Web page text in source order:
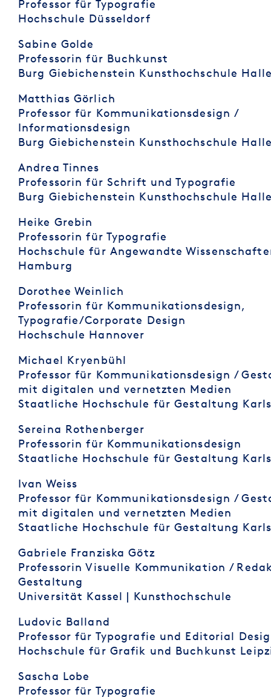
Professor für Typografie
Hochschule Düsseldorf
Sabine Golde
Professorin für Buchkunst
Burg Giebichenstein Kunsthochschule
Matthias Görlich
Professor für Kommunikationsdesign /
Informationsdesign
Burg Giebichenstein Kunsthochschule
Andrea Tinnes
Professorin für Schrift und Typografie
Burg Giebichenstein Kunsthochschule
Heike Grebin
Professorin für Typografie
Hochschule für Angewandte
Hamburg
Dorothee Weinlich
Professorin für Kommunikationsdesign,
Typografie/Corporate Design
Hochschule Hannover
Michael Kryenbühl
Professor für Kommunikationsdesign /
mit digitalen und vernetzten Medien
Staatliche Hochschule für Gestaltung
Sereina Rothenberger
Professorin für Kommunikationsdesign
Staatliche Hochschule für Gestaltung
Ivan Weiss
Professor für Kommunikationsdesign /
mit digitalen und vernetzten Medien
Staatliche Hochschule für Gestaltung
Gabriele Franziska Götz
Professorin Visuelle Kommunikation /
Gestaltung
Universität Kassel | Kunsthochschule
Ludovic Balland
Professor für Typografie und Editorial
Hochschule für Grafik und Buchkunst
Sascha Lobe
Professor für Typografie